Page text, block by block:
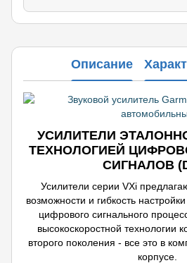
Описание
УСИЛИТЕЛИ
ТЕХНОЛОГИЕЙ
СИГНАЛОВ
Усилители серии VXi
возможности и гибкость
цифрового сигнального
высокоскоростной технологии
второго поколения - все это в
корпусе.